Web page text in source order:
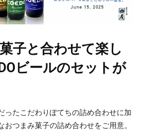
子と合わせて楽し
ビールのセットが
ったこだわりぽてちの詰め合わせに加
おつまみ菓子の詰め合わせをご用意。